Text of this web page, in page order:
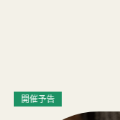
開催予告